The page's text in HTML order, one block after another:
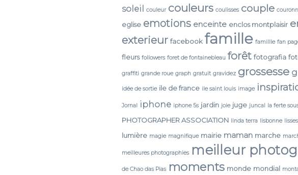
soleil couleur couleurs coulisses couple
eglise emotions enceinte enclos montplaisir
exterieur facebook famille famillle fan
fleurs followers foret de fontainebleau forêt fotografia
graffiti grande roue graph gratuit gravidez grossesse
idée de sortie ile de france ile saint louis image
Jornal iphone iphone 5s jardin joie juge juncal la ferte
PHOTOGRAPHER ASSOCIATION linda terra lisbonne lisses
lumière magie magnifique mairie maman marche
meilleures photographies meilleur
de Chao das Pias moments monde mondial